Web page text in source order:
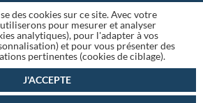
des cookies sur ce site. Avec votre
pour mesurer et analyser
analytiques), pour l'adapter à vos
et pour vous présenter des
pertinentes (cookies de ciblage).
J'ACCEPTE